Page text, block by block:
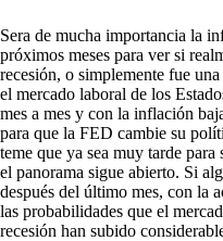
Sera de mucha importancia la
próximos meses para ver si
recesión, o simplemente fue
el mercado laboral de los
mes a mes y con la inflación
para que la FED cambie su
teme que ya sea muy tarde
el panorama sigue abierto. Si
después del último mes, con la
las probabilidades que el
recesión han subido